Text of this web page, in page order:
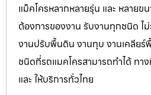
แม็คโครหลากหลายรุ่น และ หลาย
ต้องการของงาน รับงานทุกชนิด ไ
งานปรับพื้นดิน งานทุบ งานเคลียร์
ชนิดที่รถแมคโครสามารถทำได้ ทา
และ ให้บริการทั่วไทย